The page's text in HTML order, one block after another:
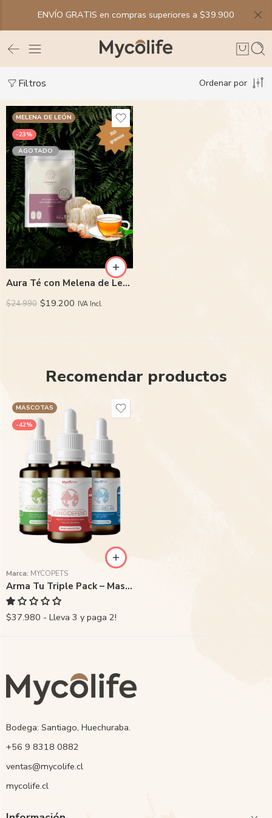
ENVÍO GRATIS en compras superiores a $39.900
Filtros Ordenar por
MELENA DE LEÓN
-23%
AGOTADO
Aura Té con Melena de Leon
$24.990 $19.200 IVA Incl.
Recomendar productos
MASCOTAS
-42%
Marca: MYCOPETS
Arma Tu Triple Pack – Mascotas
$37.980 - Lleva 3 y paga 2!
Bodega: Santiago, Huechuraba.
‭+56 9 8318 0882‬
ventas@mycolife.cl
mycolife.cl